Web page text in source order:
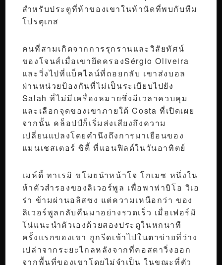
สำหรับประตูที่ห้าของเขาในห้านัดที่พบกับทีม
โปรตุเกส
คนที่สามเกิดจากการรุกรานและวิสัยทัศน์
ของโจนส์เมื่อเขายึดครองSérgio Oliveira
และวิ่งไปที่แบ็คไลน์ที่ถอยกลับ เขาส่งบอล
ผ่านหน่วยป้องกันที่ไม่เป็นระเบียบไปยัง
Salah ที่ไม่มีเครื่องหมายซึ่งมีเวลาควบคุม
และเลือกจุดของเขาภายใต้ Costa ที่เปิดเผย
จากนั้น คล็อปป์ก็เริ่มส่งเสียงถึงความ
เปลี่ยนแปลงโดยคำนึงถึงการมาเยือนของ
แมนเชสเตอร์ ซิตี้ ที่แอนฟิลด์ในวันอาทิตย์
เมห์ดี้ ทาเรมิ ขโมยนำหน้าโจ โกเมซ หนึ่งใน
ห้าตัวสำรองของลิเวอร์พูล เพื่อพาฟาบิโอ วิเอ
ร่า ข้ามผ่านอลิสซง แต่ความเหนือกว่า ของ
ลิเวอร์พูลกลับคืนมาอย่างรวดเร็ว เมื่อเฟอร์มิ
โน่แนะนำตัวเองด้วยสองประตูในหกนาที
ครั้งแรกของเขา ถูกรีดเข้าไปในตาข่ายที่ว่าง
เปล่าจากระยะไกลหลังจากที่คอสตาวิ่งออก
จากพื้นที่ของเขาโดยไม่จำเป็น ในขณะที่ตัว